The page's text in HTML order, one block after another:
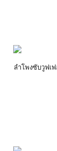
ลำโพงซับวูฟเ